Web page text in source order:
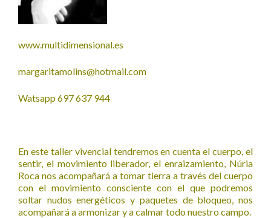
www.multidimensional.es
margaritamolins@hotmail.com
Watsapp 697 637 944
En este taller vivencial tendremos en cuenta el cuerpo, el
sentir, el movimiento liberador, el enraizamiento, Núria
Roca nos acompañará a tomar tierra a través del cuerpo
con el movimiento consciente con el que podremos
soltar nudos energéticos y paquetes de bloqueo, nos
acompañará a armonizar y a calmar todo nuestro campo.